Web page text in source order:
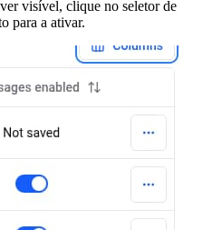
visível, clique no seletor de
para a ativar.